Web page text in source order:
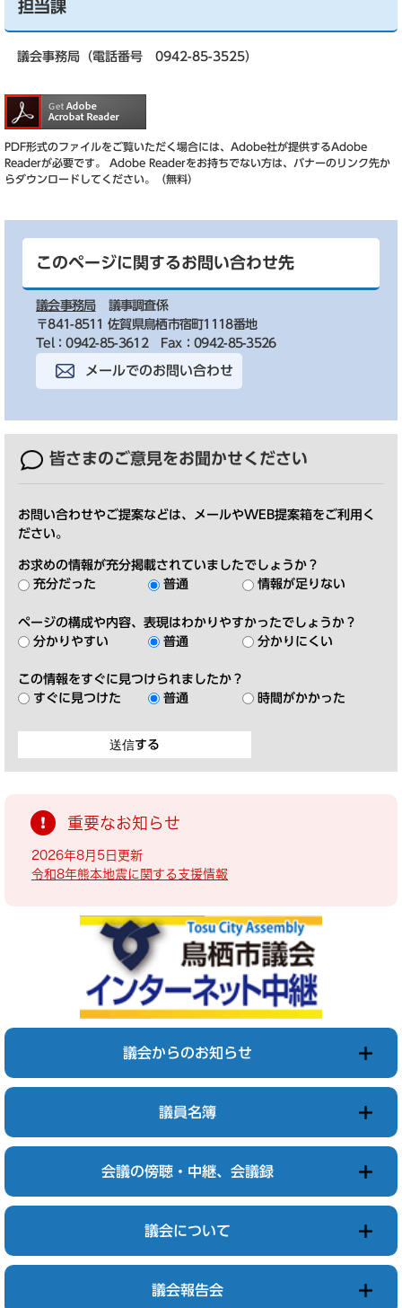
担当課
議会事務局（電話番号 0942-85-3525）
PDF形式のファイルをご覧いただく場合には、Adobe社が提供するAdobe
Readerが必要です。
Adobe Readerをお持ちでない方は、バナーのリンク先か
らダウンロードしてください。（無料）
このページに関するお問い合わせ先
議会事務局
議事調査係
〒841-8511 佐賀県鳥栖市宿町1118番地
Tel：0942-85-3612
Fax：0942-85-3526
メールでのお問い合わせ
皆さまのご意見をお聞かせください
お問い合わせやご提案などは、メールやWEB提案箱をご利用く
ださい。
お求めの情報が充分掲載されていましたでしょうか？
充分だった
普通 情報が足りない
ページの構成や内容、表現はわかりやすかったでしょうか？
分かりやすい
普通 分かりにくい
この情報をすぐに見つけられましたか？
すぐに見つけた
普通 時間がかかった
重要なお知らせ
2026年8月5日更新
令和8年熊本地震に関する支援情報
議会からのお知らせ
議員名簿
会議の傍聴・中継、会議録
議会について
議会報告会